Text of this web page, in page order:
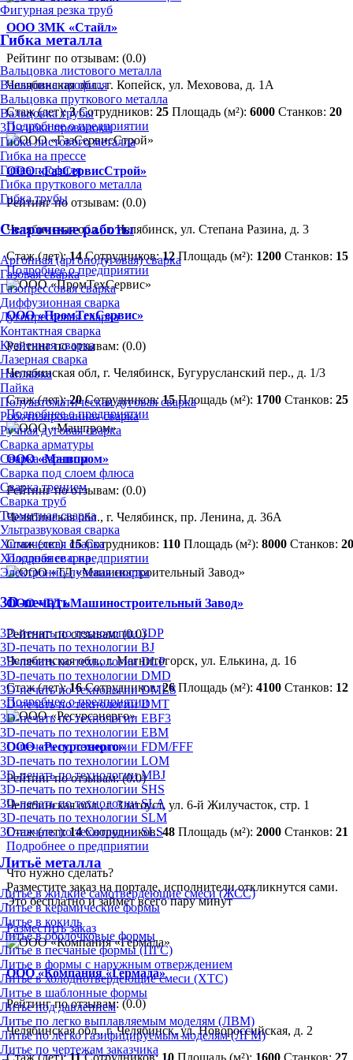
Фигурная резка труб
Гибка металла
Вальцовка листового металла
Вальцовка профиля
Вальцовка пруткового металла
Вальцовка трубы
3D-гибка проволоки
Гибка листового металла
Гибка на прессе
Гибка профиля
Гибка пруткового металла
Гибка трубы
Сварочные работы
Аргонная (аргонодуговая) сварка
Газовая сварка
Газопрессовая сварка
Диффузионная сварка
Дугопрессовая сварка
Контактная сварка
Кузнечная сварка
Лазерная сварка
Наплавка
Пайка
Полуавтоматическая дуговая сварка
Роботизированная сварка
Ручная дуговая сварка
Сварка арматуры
Сварка взрывом
Сварка под слоем флюса
Сварка трением
Сварка труб
Термитная сварка
Ультразвуковая сварка
Химическая сварка
Холодная сварка
Электронно-лучевая сварка
3D-печать
3D-печать по технологии 3DP
3D-печать по технологии BJ
3D-печать по технологии DLP
3D-печать по технологии DMD
3D-печать по технологии DMLS
3D-печать по технологии DMT
3D-печать по технологии EBF3
3D-печать по технологии EBM
3D-печать по технологии FDM/FFF
3D-печать по технологии LOM
3D-печать по технологии MBJ
3D-печать по технологии SHS
3D-печать по технологии SLA
3D-печать по технологии SLM
3D-печать по технологии SLS
Литьё металла
Литье в жидкие самотвердеющие смеси (ЖСС)
Литье в керамические формы
Литье в кокиль
Литье в оболочковые формы
Литье в песчаные формы (ПГС)
Литье в формы с наружным отверждением
Литье в холоднотвердеющие смеси (ХТС)
Литье в шаблонные формы
Литье под давлением
Литье по легко выплавляемым моделям (ЛВМ)
Литье по легко газифицируемым моделям (ЛГМ)
Литье по чертежам заказчика
ООО ЗМК «Стайл»
Рейтинг по отзывам: (0.0)
Челябинская обл., г. Копейск, ул. Меховова, д. 1А
Стаж (лет):3 Сотрудников: 25 Площадь (м²): 6000 Станков: 20
Подробнее о предприятии
ООО «ГазСервисСтрой»
Рейтинг по отзывам: (0.0)
Челябинская обл., г. Челябинск, ул. Степана Разина, д. 3
Стаж (лет):14 Сотрудников:12 Площадь (м²): 1200 Станков: 15
Подробнее о предприятии
ООО «ПромТехСервис»
Рейтинг по отзывам: (0.0)
Челябинская обл, г. Челябинск, Бугурусланский пер., д. 1/3
Стаж (лет):20 Сотрудников:15 Площадь (м²): 1700 Станков: 25
Подробнее о предприятии
ООО «Машпром»
Рейтинг по отзывам: (0.0)
Челябинская обл., г. Челябинск, пр. Ленина, д. 36А
Стаж (лет): 15 Сотрудников: 110 Площадь (м²): 8000 Станков: 20
Подробнее о предприятии
ООО «ТД «Машиностроительный Завод»
Рейтинг по отзывам:(0.0)
Челябинская обл., г. Магнитогорск, ул. Елькина, д. 16
Стаж (лет):16 Сотрудников:26 Площадь (м²): 4100 Станков: 12
Подробнее о предприятии
ООО «Ресурсэнерго»
Рейтинг по отзывам:(0.0)
Челябинская обл., г. Златоуст, ул. 6-й Жилучасток, стр. 1
Стаж (лет):14 Сотрудников:48 Площадь (м²): 2000 Станков: 21
Подробнее о предприятии
Что нужно сделать?
Разместите заказ на портале, исполнители откликнутся сами.
Это бесплатно и займет всего пару минут
Разместить заказ
ООО «Компания «Гермада»
Рейтинг по отзывам: (0.0)
Челябинская обл., г. Челябинск, ул. Новороссийская, д. 2